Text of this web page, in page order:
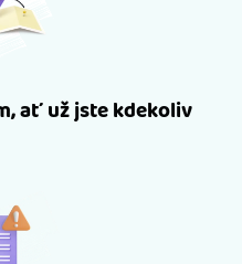
ať už jste kdekoliv